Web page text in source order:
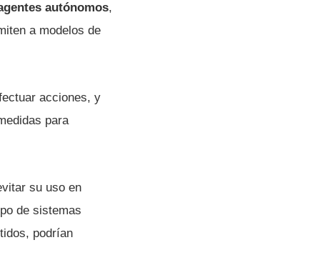
autónomos,
a modelos de
acciones, y
para
su uso en
de sistemas
podrían